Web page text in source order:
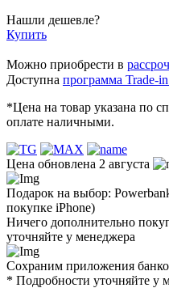
Нашли дешевле?
Купить
Можно приобрести в
Доступна программа Trade-
*Цена на товар указана по
оплате наличными.
Цена обновлена 2 августа
Подарок на выбор:
покупке iPhone)
Ничего дополнительно
уточняйте у менеджера
Сохраним приложения
* Подробности уточняйте у